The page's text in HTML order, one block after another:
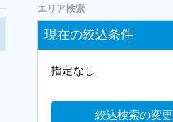
エリア検索
現在の絞込条件
指定なし
絞込検索の変更